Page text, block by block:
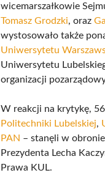
wicemarszałkowie
Tomasz Grodzki, oraz
wystosowało także
Uniwersytetu
Uniwersytetu
organizacji
W reakcji na krytykę,
Politechniki Lubelskiej,
PAN – stanęli w
Prezydenta Lecha
Prawa KUL.